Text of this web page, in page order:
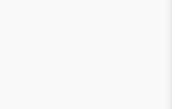
ПОДХОДИТ ДЛЯ